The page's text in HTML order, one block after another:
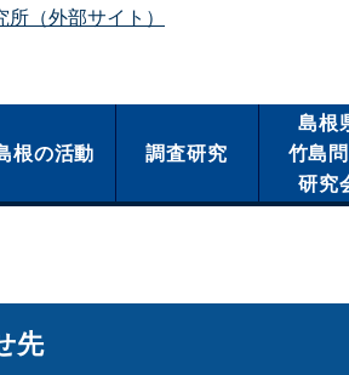
（外部サイト）
根の活動 調査研究
島根
竹島
研究
先